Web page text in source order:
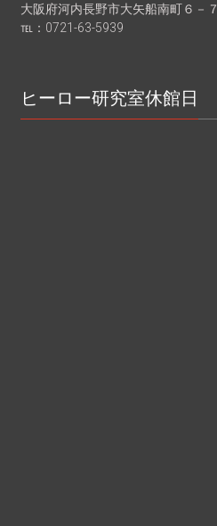
大阪府河内長野市大矢船南町６－７
℡：0721-63-5939
ヒーロー研究室休館日